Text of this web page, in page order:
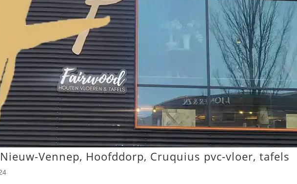
Vennep, Hoofddorp, Cruquius pvc-vloer, tafels